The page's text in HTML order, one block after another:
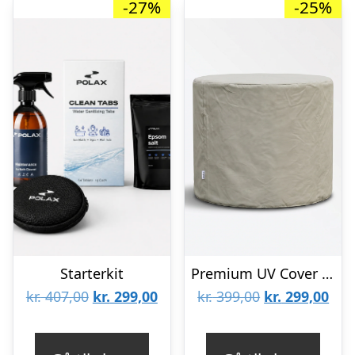
-27%
Starterkit
kr.407,00 Den
kr. 299,00Den
-25%
Premium UV Cover til isbad
kr.399,00 Den
kr. 299,00Den